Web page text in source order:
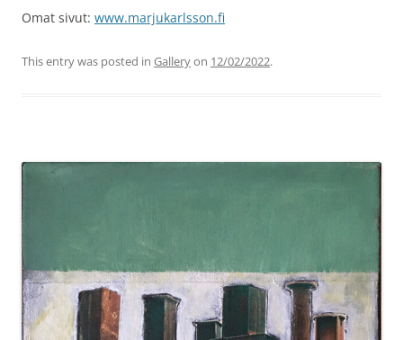
Omat sivut: www.marjukarlsson.fi
This entry was posted in Galleryon 12/02/2022.